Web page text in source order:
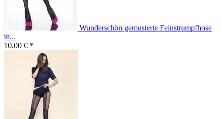
Wunderschön gemusterte Feinstrumpfhose
in...
10,00 € *